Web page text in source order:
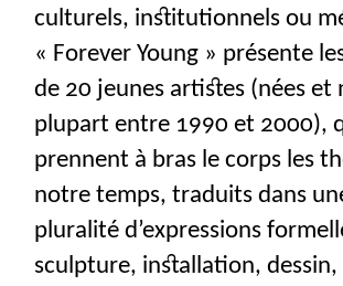
culturels, institutionnels ou
« Forever Young » présente
de 20 jeunes artistes (nées et
plupart entre 1990 et 2000),
prennent à bras le corps les
notre temps, traduits dans
pluralité d’expressions
sculpture, installation, dessin,